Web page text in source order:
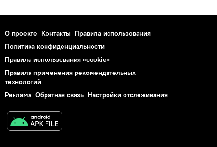
О проекте Контакты Правила использования
Политика конфиденциальности
Правила использования «cookie»
Правила применения рекомендательных
технологий
Реклама Обратная связь Настройки отслеживания